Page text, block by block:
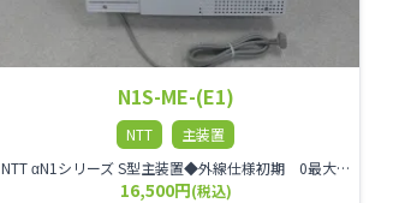
N1S-ME-(E1)
NTT
主装置
NTT αN1シリーズ S型主装置◆外線仕様初期 0最大 4◆内線仕様初期 0最大 10◆ユニット仕様初期 最大 6枚フリースロット6 指定スロット0【フリースロット】フリースロットはポート1.2.3.4.5.6です4BRUユニット実装時はポート6のみ実装可能◆サイズと消費電力サイズ 389mm×124mm×312mm消費電力
16,500円(税込)